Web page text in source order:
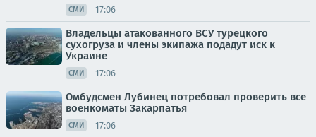
СМИ 17:06
Владельцы атакованного ВСУ турецкого
сухогруза и члены экипажа подадут иск к
Украине
СМИ 17:06
Омбудсмен Лубинец потребовал проверить все
военкоматы Закарпатья
СМИ 17:06